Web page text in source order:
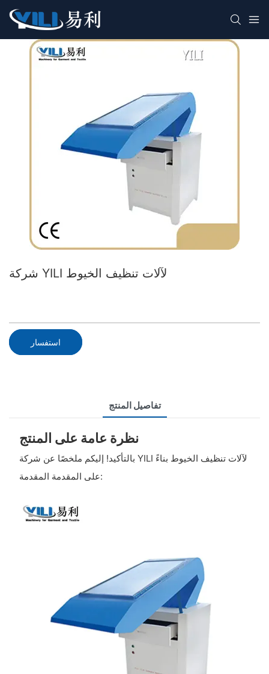
شركة YILI لآلات تنظيف الخيوط
استفسار
تفاصيل المنتج
نظرة عامة على المنتج
بالتأكيد! إليكم ملخصًا عن شركة YILI لآلات تنظيف الخيوط بناءً
على المقدمة المقدمة: